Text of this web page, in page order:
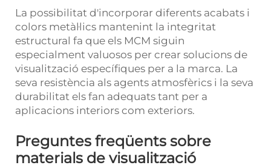
La possibilitat d'incorporar diferents acabats i
colors metàl·lics mantenint la integritat
estructural fa que els MCM siguin
especialment valuosos per crear solucions de
visualització específiques per a la marca. La
seva resistència als agents atmosfèrics i la seva
durabilitat els fan adequats tant per a
aplicacions interiors com exteriors.
Preguntes freqüents sobre
materials de visualització